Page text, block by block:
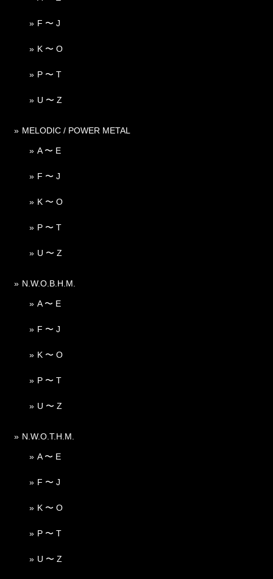
F 〜 J
K 〜 O
P 〜 T
U 〜 Z
MELODIC / POWER METAL
A 〜 E
F 〜 J
K 〜 O
P 〜 T
U 〜 Z
N.W.O.B.H.M.
A 〜 E
F 〜 J
K 〜 O
P 〜 T
U 〜 Z
N.W.O.T.H.M.
A 〜 E
F 〜 J
K 〜 O
P 〜 T
U 〜 Z